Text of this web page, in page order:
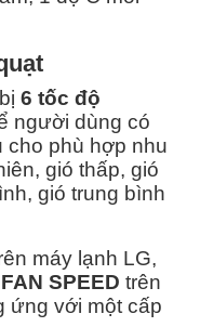
6 tốc độ
người dùng có
cho phù hợp nhu
gió thấp, gió
gió trung bình
máy lạnh LG,
FAN SPEED trên
ứng với một cấp